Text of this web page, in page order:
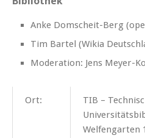
Anke Domscheit-Berg
Tim Bartel (Wikia
Moderation: Jens Meyer-
Ort:
TIB –
Welfengarten